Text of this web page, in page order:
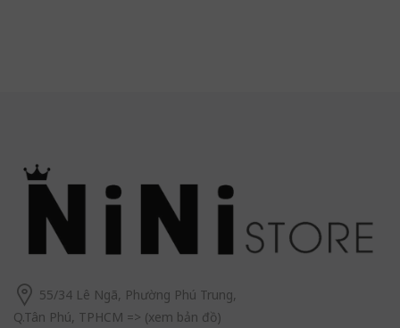
55/34 Lê Ngã, Phường Phú Trung,
Q.Tân Phú, TPHCM => (xem bản đồ)